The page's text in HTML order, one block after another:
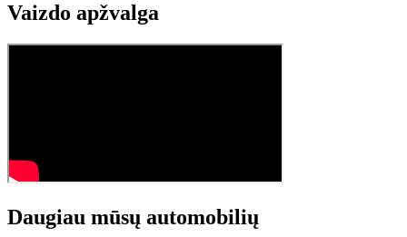
Vaizdo apžvalga
Daugiau mūsų automobilių